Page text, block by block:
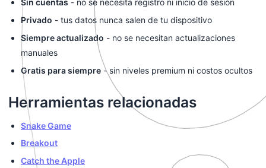
Privado - tus datos nunca salen de tu dispositivo
Siempre actualizado - no se necesitan actualizaciones
manuales
Gratis para siempre - sin niveles premium ni costos ocultos
Herramientas relacionadas
Snake Game
Breakout
Catch the Apple